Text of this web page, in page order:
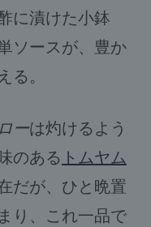
に漬けた小鉢
ソースが、豊か
る。
ーは灼けるよう
のある トムヤム
だが、ひと晩置
り、これ一品で